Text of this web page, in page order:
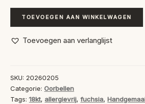
Handgemaakte
Oorbellen
Ovaal,
TOEVOEGEN AAN WINKELWAGEN
Toevoegen aan verlanglijst
SKU: 20260205
Categorie:Oorbellen
Tags:18kt,allergievrij,fuchsia,